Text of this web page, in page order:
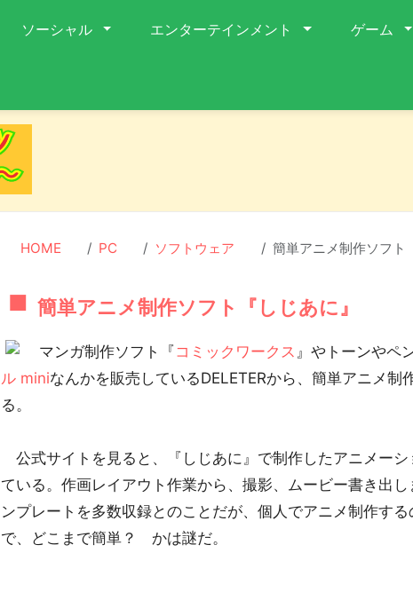
ソーシャル エンターテインメント ゲーム
HOME PC ソフトウェア 簡単アニメ制作ソフト
簡単アニメ制作ソフト『しじあに』
マンガ制作ソフト『 コミックワークス 』やトーンやペ
ル miniなんかを販売しているDELETERから、簡単アニメ制
る。
公式サイトを見ると、『しじあに』で制作したアニメー
ている。作画レイアウト作業から、撮影、ムービー書き出
ンプレートを多数収録とのことだが、個人でアニメ制作す
で、どこまで簡単？ かは謎だ。